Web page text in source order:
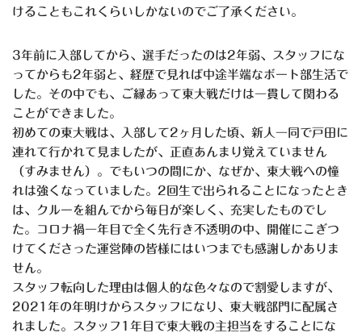
けることもこれくらいしかないのでご了承ください。
3年前に入部してから、選手だったのは2年弱、スタッフにな
ってからも2年弱と、経歴で見れば中途半端なボート部生活で
した。その中でも、ご縁あって東大戦だけは一貫して関わる
ことができました。
初めての東大戦は、入部して2 ヶ月した頃、新人一同で戸田に
連れて行かれて見ましたが、正直あんまり覚えていません
（すみません）。でもいつの間にか、なぜか、東大戦への憧
れは強くなっていました。 2 回生で出られることになったとき
は、クルーを組んでから毎日が楽しく、充実したものでし
た。コロナ禍一年目で全く先行き不透明の中、開催にこぎつ
けてくださった運営陣の皆様にはいつまでも感謝しかありま
せん。
スタッフ転向した理由は個人的な色々なので割愛しますが、
2021 年の年明けからスタッフになり、東大戦部門に配属さ
れました。スタッフ 1 年目で東大戦の主担当をすることにな